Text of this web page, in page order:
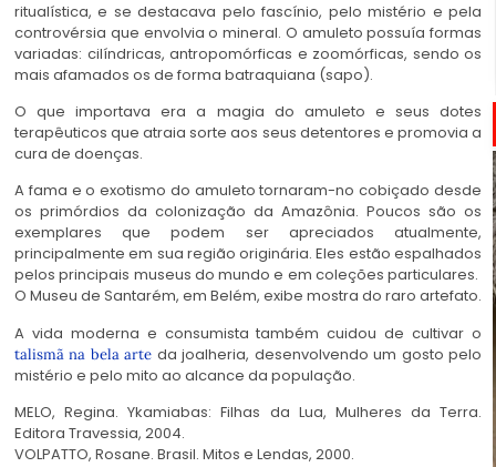
ritualística, e se destacava pelo fascínio, pelo mistério e pela
controvérsia que envolvia o mineral. O amuleto possuía formas
variadas: cilíndricas, antropomórficas e zoomórficas, sendo os
mais afamados os de forma batraquiana (sapo).
O que importava era a magia do amuleto e seus dotes
terapêuticos que atraia sorte aos seus detentores e promovia a
cura de doenças.
A fama e o exotismo do amuleto tornaram-no cobiçado desde
os primórdios da colonização da Amazônia. Poucos são os
exemplares que podem ser apreciados atualmente,
principalmente em sua região originária. Eles estão espalhados
pelos principais museus do mundo e em coleções particulares.
O Museu de Santarém, em Belém, exibe mostra do raro artefato.
A vida moderna e consumista também cuidou de cultivar o
talismã na bela arte da joalheria, desenvolvendo um gosto pelo
mistério e pelo mito ao alcance da população.
MELO, Regina. Ykamiabas: Filhas da Lua, Mulheres da Terra.
Editora Travessia, 2004.
VOLPATTO, Rosane. Brasil. Mitos e Lendas, 2000.